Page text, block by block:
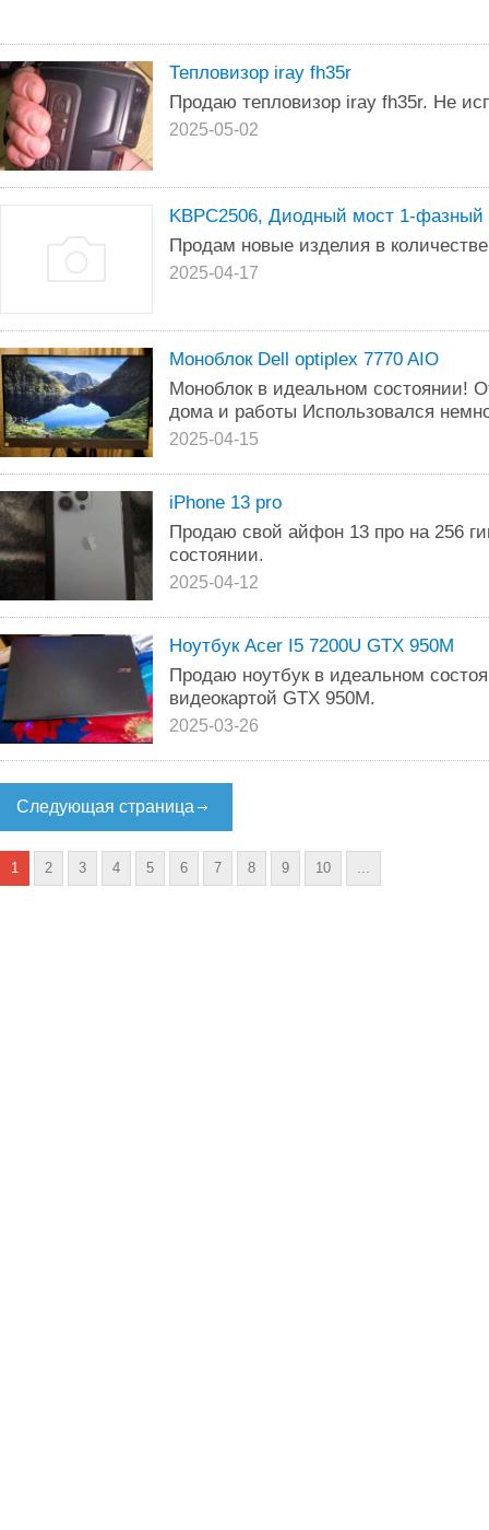
Тепловизор iray fh35r
Продаю тепловизор iray fh35r. Не
2025-05-02
KBPC2506, Диодный мост 1-фазный
Продам новые изделия в
2025-04-17
Моноблок Dell optiplex 7770 AIO
Моноблок в идеальном состоянии!
дома и работы Использовался
2025-04-15
iPhone 13 pro
Продаю свой айфон 13 про на 256
состоянии.
2025-04-12
Ноутбук Acer I5 7200U GTX 950M
Продаю ноутбук в идеальном
видеокартой GTX 950M.
2025-03-26
Следующая страница
1 2 3 4 5 6 7 8 9 10 ...